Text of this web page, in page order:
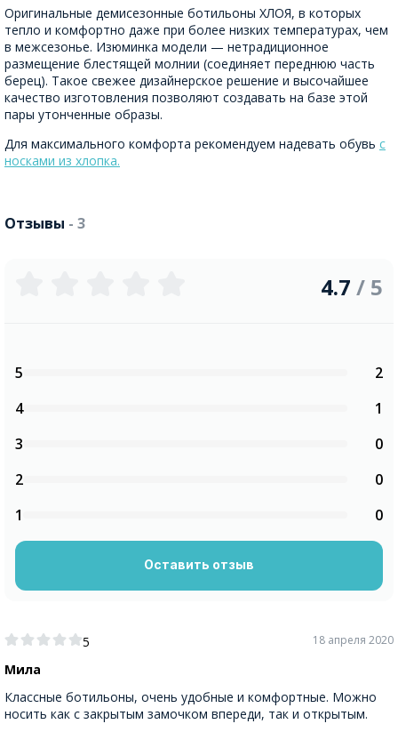
Оригинальные демисезонные ботильоны ХЛОЯ, в которых
тепло и комфортно даже при более низких температурах, чем
в межсезонье. Изюминка модели — нетрадиционное
размещение блестящей молнии (соединяет переднюю часть
берец). Такое свежее дизайнерское решение и высочайшее
качество изготовления позволяют создавать на базе этой
пары утонченные образы.
Для максимального комфорта рекомендуем надевать обувь с
носками из хлопка.
Отзывы - 3
5
Мила
18 апреля 2020
Классные ботильоны, очень удобные и комфортные. Можно
носить как с закрытым замочком впереди, так и открытым.
4.7 / 5
5
2
4
1
3
0
2
0
1
0
Оставить отзыв